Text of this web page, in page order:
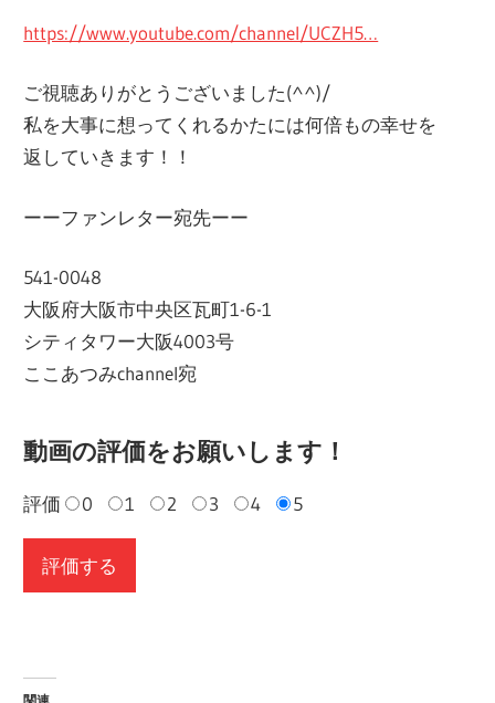
https://www.youtube.com/channel/UCZH5…
ご視聴ありがとうございました(^^)/
私を大事に想ってくれるかたには何倍もの幸せを
返していきます！！
ーーファンレター宛先ーー
541-0048
大阪府大阪市中央区瓦町1-6-1
シティタワー大阪4003号
ここあつみchannel宛
動画の評価をお願いします！
評価 0 1 2 3 4 5